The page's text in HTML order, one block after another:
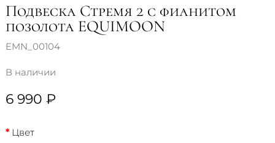
Подвеска Стремя 2 с фианитом
позолота EQUIMOON
EMN_00104
В наличии
6 990 ₽
Цвет